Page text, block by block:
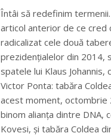
Întâi să redefinim
articol anterior de ce cred
radicalizat cele două
prezidențialelor din 2014,
spatele lui Klaus Johannis,
Victor Ponta: tabăra
acest moment, octombrie
binom alianța dintre DNA,
Kovesi, și tabăra Coldea